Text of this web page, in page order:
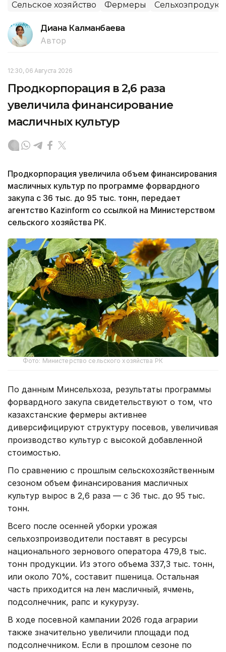
Сельское хозяйство Фермеры
Диана Калманбаева
Автор
12:30, 06 Августа 2026
Продкорпорация в 2,6 раза
увеличила финансирование
масличных культур
Продкорпорация увеличила объем финансирования
масличных культур по программе форвардного
закупа с 36 тыс. до 95 тыс. тонн, передает
агентство Kazinform со ссылкой на Министерством
сельского хозяйства РК.
Фото: Министерство сельского хозяйства РК
По данным Минсельхоза, результаты программы
форвардного закупа свидетельствуют о том, что
казахстанские фермеры активнее
диверсифицируют структуру посевов, увеличивая
производство культур с высокой добавленной
стоимостью.
По сравнению с прошлым сельскохозяйственным
сезоном объем финансирования масличных
культур вырос в 2,6 раза — с 36 тыс. до 95 тыс.
тонн.
Всего после осенней уборки урожая
сельхозпроизводители поставят в ресурсы
национального зернового оператора 479,8 тыс.
тонн продукции. Из этого объема 337,3 тыс. тонн,
или около 70%, составит пшеница. Остальная
часть приходится на лен масличный, ячмень,
подсолнечник, рапс и кукурузу.
В ходе посевной кампании 2026 года аграрии
также значительно увеличили площади под
подсолнечником. Если в прошлом сезоне по